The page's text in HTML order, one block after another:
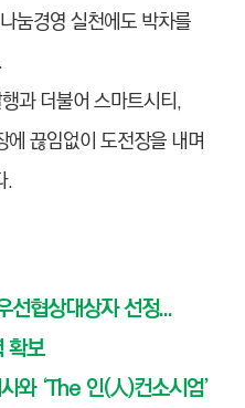
눔경영 실천에도 박차를
과 더불어 스마트시티,
끊임없이 도전장을 내며
.
선협상대상자 선정...
확보
와 ‘The 인(人)컨소시엄’